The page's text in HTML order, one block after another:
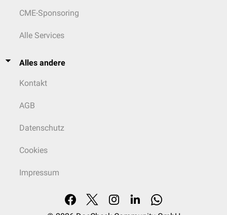
CME-Sponsoring
Alle Services
Alles andere
Kontakt
AGB
Datenschutz
Cookies
Impressum